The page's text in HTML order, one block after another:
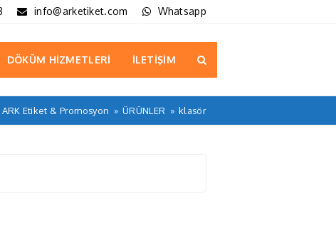
info@arketiket.com Whatsapp
DÖKÜM HİZMETLERİ İLETİŞİM
ARK Etiket & Promosyon » ÜRÜNLER » klasör